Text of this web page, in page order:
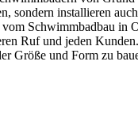
installieren
Schwimmbadbau
Ruf und jeden
und Form zu